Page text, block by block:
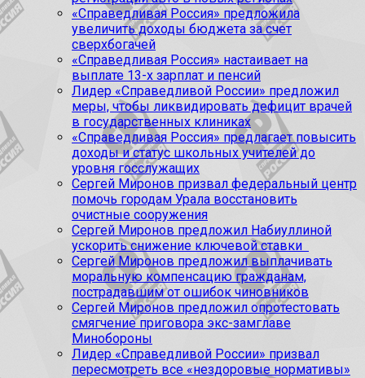
«Справедливая Россия» предложила
увеличить доходы бюджета за счет
сверхбогачей
«Справедливая Россия» настаивает на
выплате 13-х зарплат и пенсий
Лидер «Справедливой России» предложил
меры, чтобы ликвидировать дефицит врачей
в государственных клиниках
«Справедливая Россия» предлагает повысить
доходы и статус школьных учителей до
уровня госслужащих
Сергей Миронов призвал федеральный центр
помочь городам Урала восстановить
очистные сооружения
Сергей Миронов предложил Набиуллиной
ускорить снижение ключевой ставки
Сергей Миронов предложил выплачивать
моральную компенсацию гражданам,
пострадавшим от ошибок чиновников
Сергей Миронов предложил опротестовать
смягчение приговора экс-замглаве
Минобороны
Лидер «Справедливой России» призвал
пересмотреть все «нездоровые нормативы»